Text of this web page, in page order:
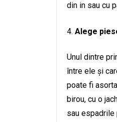
din in sau cu
Alege
Unul dintre
între ele și
poate fi
birou, cu o
sau